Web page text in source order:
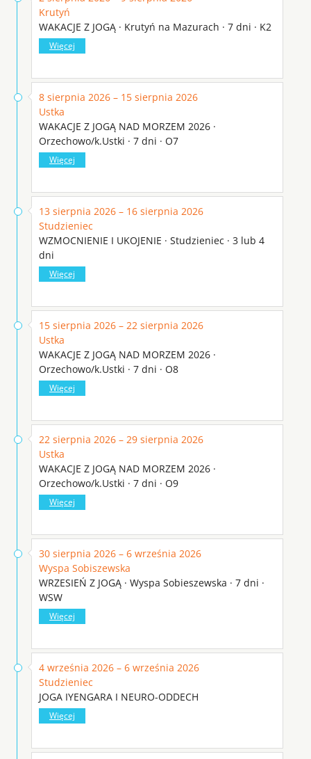
Krutyń
WAKACJE Z JOGĄ · Krutyń na Mazurach · 7 dni · K2
Więcej
8 sierpnia 2026 – 15 sierpnia 2026
Ustka
WAKACJE Z JOGĄ NAD MORZEM 2026 ·
Orzechowo/k.Ustki · 7 dni · O7
Więcej
13 sierpnia 2026 – 16 sierpnia 2026
Studzieniec
WZMOCNIENIE I UKOJENIE · Studzieniec · 3 lub 4
dni
Więcej
15 sierpnia 2026 – 22 sierpnia 2026
Ustka
WAKACJE Z JOGĄ NAD MORZEM 2026 ·
Orzechowo/k.Ustki · 7 dni · O8
Więcej
22 sierpnia 2026 – 29 sierpnia 2026
Ustka
WAKACJE Z JOGĄ NAD MORZEM 2026 ·
Orzechowo/k.Ustki · 7 dni · O9
Więcej
30 sierpnia 2026 – 6 września 2026
Wyspa Sobiszewska
WRZESIEŃ Z JOGĄ · Wyspa Sobieszewska · 7 dni ·
WSW
Więcej
4 września 2026 – 6 września 2026
Studzieniec
JOGA IYENGARA I NEURO-ODDECH
Więcej